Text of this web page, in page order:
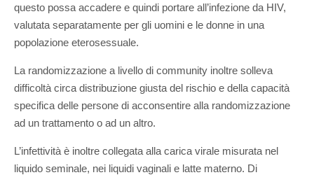
questo possa accadere e quindi portare all’infezione da HIV,
valutata separatamente per gli uomini e le donne in una
popolazione eterosessuale.
La randomizzazione a livello di community inoltre solleva
difficoltà circa distribuzione giusta del rischio e della capacità
specifica delle persone di acconsentire alla randomizzazione
ad un trattamento o ad un altro.
L’infettività è inoltre collegata alla carica virale misurata nel
liquido seminale, nei liquidi vaginali e latte materno. Di